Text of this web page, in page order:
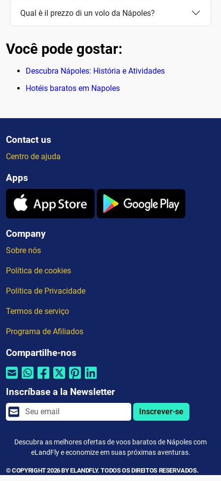
Qual è il prezzo di un volo da Nápoles?
Você pode gostar:
Descubra Nápoles: História e Atividades
Hotéis baratos em Napoles
Contact us
Centro de ajuda
Apps
Company
Sobre nós
Política de cookies
Política de Privacidade
Termos de serviço
Programa de Afiliados
Compartilhe-nos
Inscríbase a la Newsletter
Inscrever-se
Descubra as melhores ofertas de voos baratos de Nápoles com
eLandFly e economize em suas próximas aventuras.
© COPYRIGHT 2026 BY ELANDFLY. TODOS OS DIREITOS RESERVADOS.